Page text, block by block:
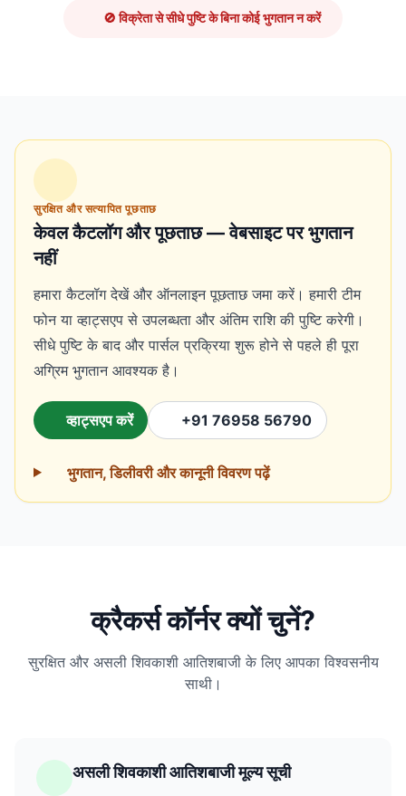
🚫 विक्रेता से सीधे पुष्टि के बिना कोई भुगतान न करें
सुरक्षित और सत्यापित पूछताछ
केवल कैटलॉग और पूछताछ — वेबसाइट पर भुगतान
नहीं
हमारा कैटलॉग देखें और ऑनलाइन पूछताछ जमा करें। हमारी टीम
फोन या व्हाट्सएप से उपलब्धता और अंतिम राशि की पुष्टि करेगी।
सीधे पुष्टि के बाद और पार्सल प्रक्रिया शुरू होने से पहले ही पूरा
अग्रिम भुगतान आवश्यक है।
व्हाट्सएप करें +91 76958 56790
भुगतान, डिलीवरी और कानूनी विवरण पढ़ें
क्रैकर्स कॉर्नर क्यों चुनें?
सुरक्षित और असली शिवकाशी आतिशबाजी के लिए आपका विश्वसनीय
साथी।
असली शिवकाशी आतिशबाजी मूल्य सूची